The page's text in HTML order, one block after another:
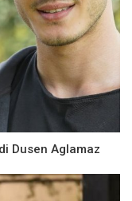
Dusen Aglamaz